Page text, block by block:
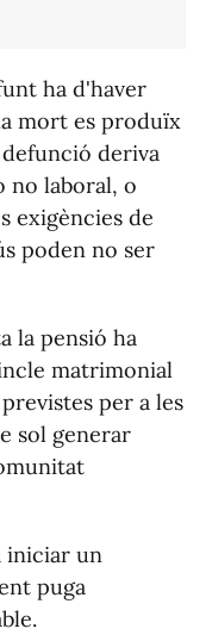
ha d'haver
mort es produïx
deriva
no laboral, o
exigències de
poden no ser
la pensió ha
matrimonial
per a les
sol generar
iniciar un
puga